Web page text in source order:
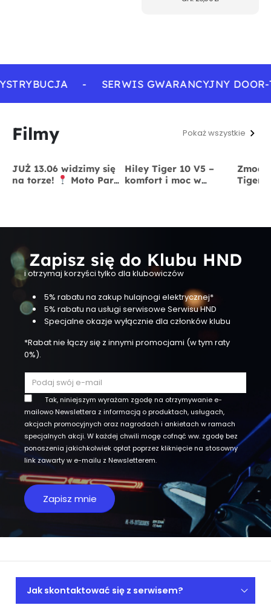
- SERWIS GWARANCYJNY DOOR-
Filmy Pokaż wszystkie
JUŻ 13.06 widzimy się
na torze!
Moto Park
Hiley Tiger 10 V5 –
komfort i moc w
Tiger
Zapisz się do Klubu HND
i otrzymaj korzyści tylko dla klubowiczów
5% rabatu na zakup hulajnogi elektrycznej*
5% rabatu na usługi serwisowe Serwisu HND
Specjalne okazje wyłącznie dla członków klubu
*Rabat nie łączy się z innymi promocjami (w tym raty
0%).
Tak, niniejszym wyrażam zgodę na otrzymywanie e-
mailowo Newslettera z informacją o produktach, usługach,
akcjach promocyjnych oraz nagrodach i ankietach w ramach
specjalnych akcji. W każdej chwili mogę cofnąć ww. zgodę bez
ponoszenia jakichkolwiek opłat poprzez kliknięcie na stosowny
link zawarty w e-mailu z Newsletterem.
Jak skontaktować się z serwisem?